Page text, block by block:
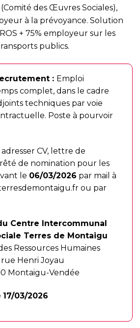
des Œuvres Sociales),
à la prévoyance. Solution
+ 75% employeur sur les
publics.
: Emploi
complet, dans le cadre
techniques par voie
Poste à pourvoir
adresser CV, lettre de
de nomination pour les
le 06/03/2026 par mail à
ou par
Centre Intercommunal
Terres de Montaigu
Ressources Humaines
rue Henri Joyau
Montaigu-Vendée
17/03/2026